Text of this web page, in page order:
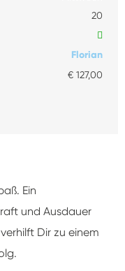
20
Florian
€ 127,00
Ein
und Ausdauer
Dir zu einem